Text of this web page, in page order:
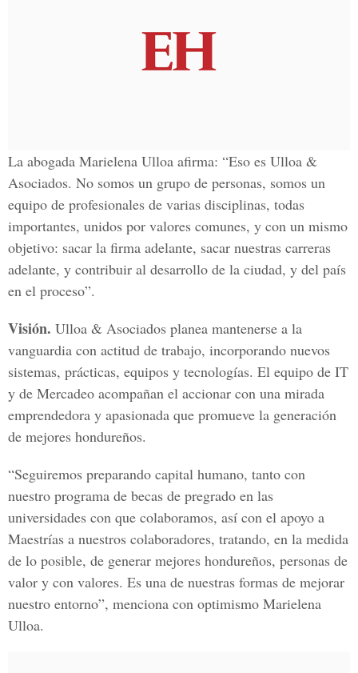
La abogada Marielena Ulloa afirma: “Eso es Ulloa &
Asociados. No somos un grupo de personas, somos un
equipo de profesionales de varias disciplinas, todas
importantes, unidos por valores comunes, y con un mismo
objetivo: sacar la firma adelante, sacar nuestras carreras
adelante, y contribuir al desarrollo de la ciudad, y del país
en el proceso”.
Visión. Ulloa & Asociados planea mantenerse a la
vanguardia con actitud de trabajo, incorporando nuevos
sistemas, prácticas, equipos y tecnologías. El equipo de IT
y de Mercadeo acompañan el accionar con una mirada
emprendedora y apasionada que promueve la generación
de mejores hondureños.
“Seguiremos preparando capital humano, tanto con
nuestro programa de becas de pregrado en las
universidades con que colaboramos, así con el apoyo a
Maestrías a nuestros colaboradores, tratando, en la medida
de lo posible, de generar mejores hondureños, personas de
valor y con valores. Es una de nuestras formas de mejorar
nuestro entorno”, menciona con optimismo Marielena
Ulloa.